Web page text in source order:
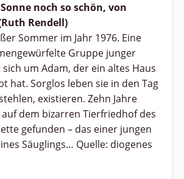
noch so schön, von
Rendell)
Sommer im Jahr 1976. Eine
Gruppe junger
um Adam, der ein altes Haus
hat. Sorglos leben sie in den Tag
existieren. Zehn Jahre
dem bizarren Tierfriedhof des
gefunden – das einer jungen
Säuglings… Quelle: diogenes